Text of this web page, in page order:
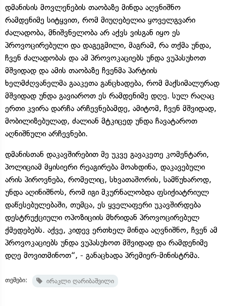
დმანისის მოვლენების თაობაზე მინდა აღვნიშნო
რამდენიმე სიტყვით, რომ მიუღებელია ყოველგვარი
ძალადობა, მნიშვნელობა არ აქვს ვისგან იყო ეს
პროვოცირებული და დაგეგმილი, მაგრამ, რა თქმა უნდა,
ჩვენ ძალადობას და ამ პროვოკაციებს უნდა ვუპასუხოთ
მშვიდად და ამის თაობაზე ჩვენმა პარტიის
ხელმძღვანელმა გააკეთა განცხადება, რომ მაქსიმალურად
მშვიდად უნდა გავიაროთ ეს რამდენიმე დღე. სულ რაღაც
ერთი კვირა დარჩა არჩევნებამდე, ამიტომ, ჩვენ მშვიდად,
მობილიზებულად, ძალიან მტკიცედ უნდა ჩავატაროთ
აღნიშნული არჩევნები.
დმანისთან დაკავშირებით მე უკვე გავაკეთე კომენტარი,
პოლიციამ მყისიერი რეაგირება მოახდინა, დაკავებული
არის პიროვნება, რომელიც, სხვათაშორის, სამწუხაროდ,
უნდა აღინიშნოს, რომ იგი მკურნალობდა ფსიქიატრიულ
დაწესებულებაში, თუმცა, ეს ყველაფერი უკავშირდება
დესტრუქციული ოპოზიციის მხრიდან პროვოცირებულ
ქმედებებს. აქვე, კიდევ ერთხელ მინდა აღვნიშნო, ჩვენ ამ
პროვოკაციებს უნდა ვუპასუხოთ მშვიდად და რამდენიმე
დღე მოვითმინოთ“, - განაცხადა პრემიერ-მინისტრმა.
თემები: ირაკლი ღარიბაშვილი